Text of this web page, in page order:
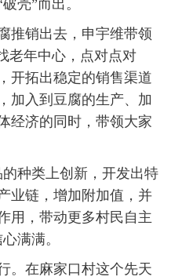
壳”而出。
销出去，申宇维带领
老年中心，点对点对
开拓出稳定的销售渠道
加入到豆腐的生产、加
经济的同时，带领大家
种类上创新，开发出特
业链，增加附加值，并
用，带动更多村民自主
满满。
在麻家口村这个先天